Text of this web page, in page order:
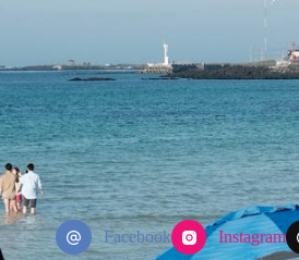
Facebook Instagram